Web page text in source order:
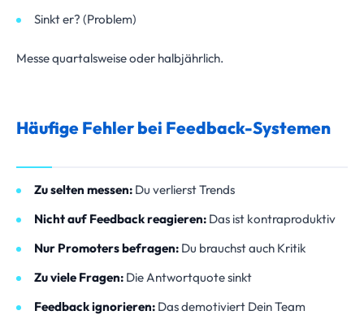
Sinkt er? (Problem)
Messe quartalsweise oder halbjährlich.
Häufige Fehler bei Feedback-Systemen
Zu selten messen: Du verlierst Trends
Nicht auf Feedback reagieren: Das ist kontraproduktiv
Nur Promoters befragen: Du brauchst auch Kritik
Zu viele Fragen: Die Antwortquote sinkt
Feedback ignorieren: Das demotiviert Dein Team